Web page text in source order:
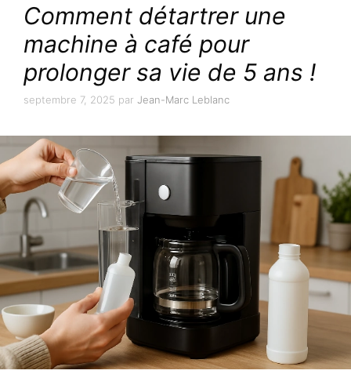
Comment détartrer une
machine à café pour
prolonger sa vie de 5 ans !
septembre 7, 2025 par Jean-Marc Leblanc